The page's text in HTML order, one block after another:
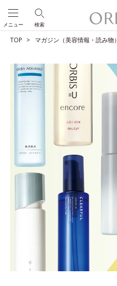
検索
メニュー
TOP マガジン（美容情報・読み物）